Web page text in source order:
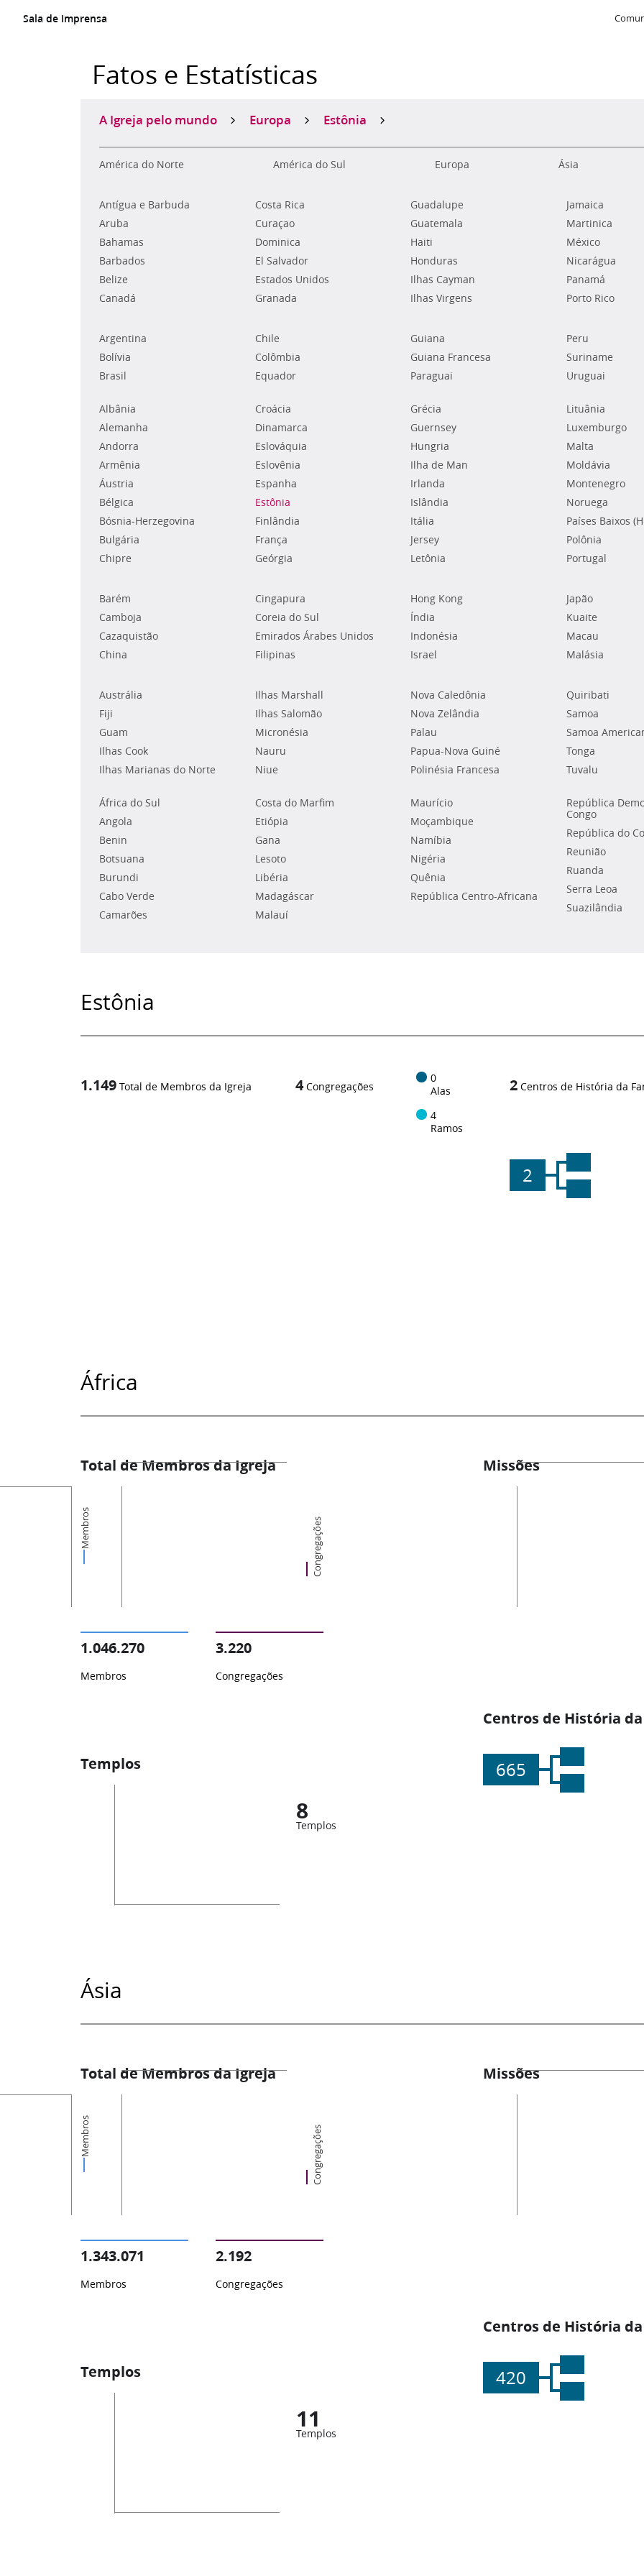
Sala de Imprensa
Fatos e Estatísticas
A Igreja pelo mundo Europa Estônia
América do Norte América do Sul Europa Ásia
Antígua e Barbuda
Aruba
Bahamas
Barbados
Belize
Canadá
Costa Rica
Curaçao
Dominica
El Salvador
Estados Unidos
Granada
Guadalupe
Guatemala
Haiti
Honduras
Ilhas Cayman
Ilhas Virgens
Jamaica
Martinica
México
Nicarágua
Panamá
Porto Rico
Argentina
Bolívia
Brasil
Chile
Colômbia
Equador
Guiana
Guiana Francesa
Paraguai
Peru
Suriname
Uruguai
Albânia
Alemanha
Andorra
Armênia
Áustria
Bélgica
Bósnia-Herzegovina
Bulgária
Chipre
Croácia
Dinamarca
Eslováquia
Eslovênia
Espanha
Estônia
Finlândia
França
Geórgia
Grécia
Guernsey
Hungria
Ilha de Man
Irlanda
Islândia
Itália
Jersey
Letônia
Lituânia
Luxemburgo
Malta
Moldávia
Montenegro
Noruega
Países Baixos
Polônia
Portugal
Barém
Camboja
Cazaquistão
China
Cingapura
Coreia do Sul
Emirados Árabes Unidos
Filipinas
Hong Kong
Índia
Indonésia
Israel
Japão
Kuaite
Macau
Malásia
Austrália
Fiji
Guam
Ilhas Cook
Ilhas Marianas do Norte
Ilhas Marshall
Ilhas Salomão
Micronésia
Nauru
Niue
Nova Caledônia
Nova Zelândia
Palau
Papua-Nova Guiné
Polinésia Francesa
Quiribati
Samoa
Samoa
Tonga
Tuvalu
África do Sul
Angola
Benin
Botsuana
Burundi
Cabo Verde
Camarões
Costa do Marfim
Etiópia
Gana
Lesoto
Libéria
Madagáscar
Malauí
Maurício
Moçambique
Namíbia
Nigéria
Quênia
República Centro-Africana
República
Congo
República do
Reunião
Ruanda
Serra Leoa
Suazilândia
Estônia
1.149 Total de Membros da Igreja 4 Congregações
0
Alas
4
Ramos
2 Centros de História da
2
África
Total de Membros da Igreja
Membros Congregações
1.046.270
Membros
3.220
Congregações
Missões
Centros de História
665
Templos
8
Templos
Ásia
Total de Membros da Igreja
Membros Congregações
1.343.071
Membros
2.192
Congregações
Missões
Centros de História
420
Templos
11
Templos